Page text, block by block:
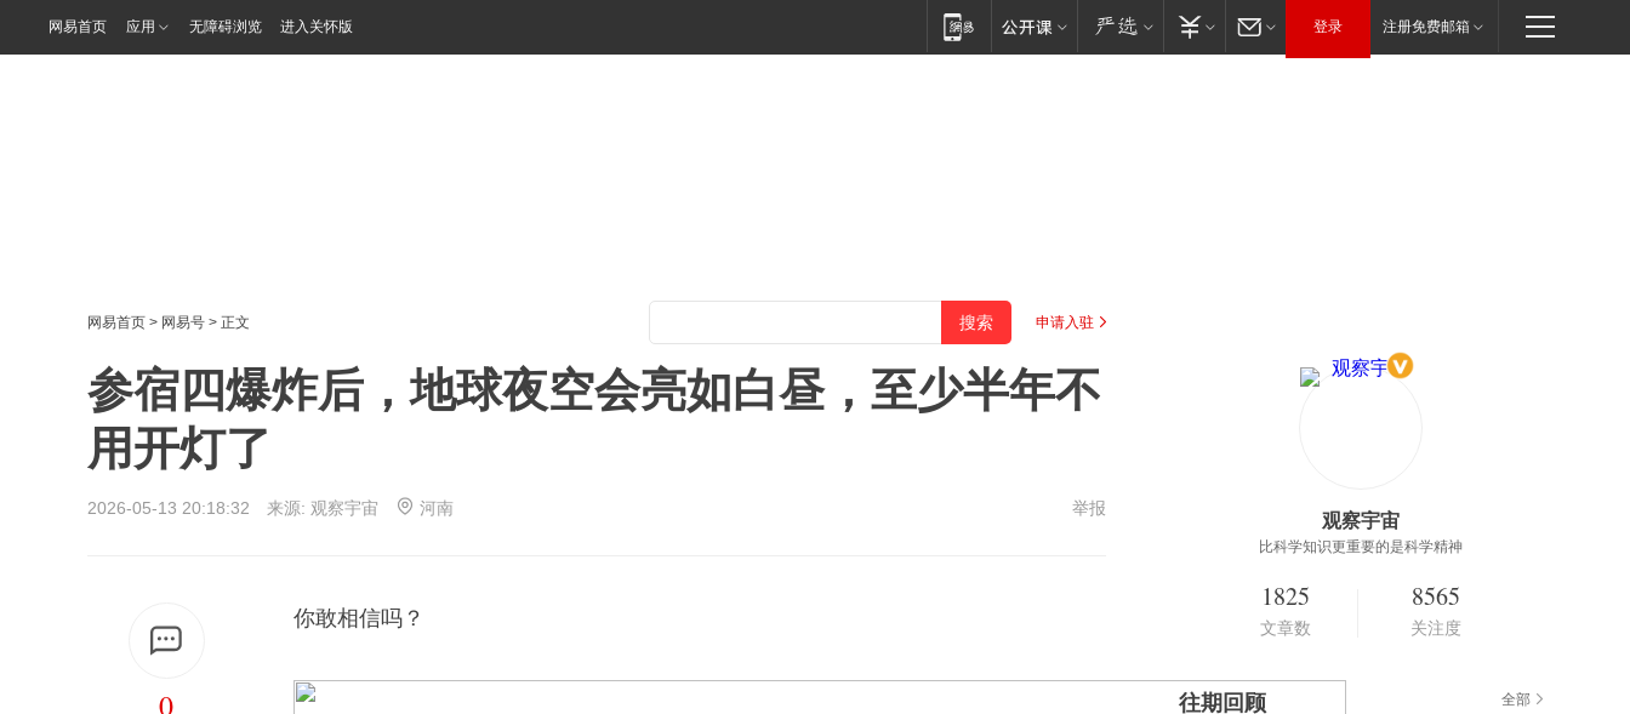
网易首页 应用 无障碍浏览 进入关怀版 登录 注册免费邮箱
网易首页 > 网易号 > 正文 申请入驻
参宿四爆炸后，地球夜空会亮如白昼，至少半年不
用开灯了
2026-05-13 20:18:32 来源: 观察宇宙 河南 举报
0
你敢相信吗？
观察宇宙
比科学知识更重要的是科学精神
1825
文章数
8565
关注度
往期回顾 全部